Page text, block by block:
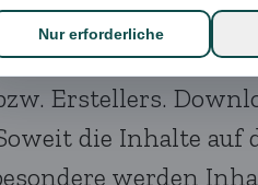
Werke auf diesen
der Verwertung
Erstellers.
die Inhalte
werden